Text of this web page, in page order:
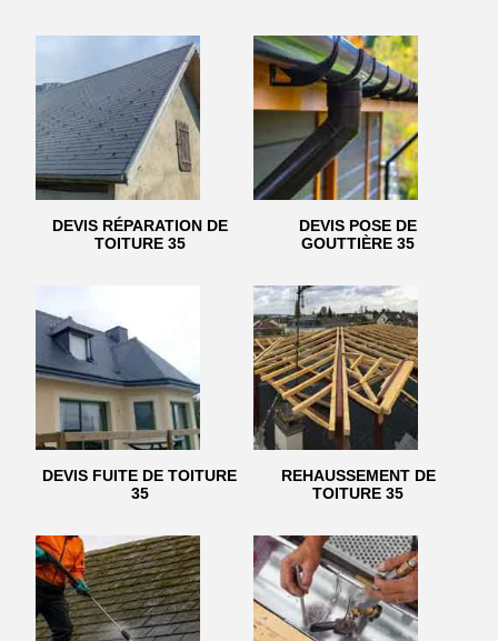
DEVIS RÉPARATION DE
TOITURE 35
DEVIS POSE DE
GOUTTIÈRE 35
DEVIS FUITE DE TOITURE
35
REHAUSSEMENT DE
TOITURE 35